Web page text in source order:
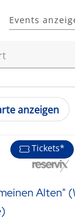
Events
anzeigen
Tickets*
Alten"